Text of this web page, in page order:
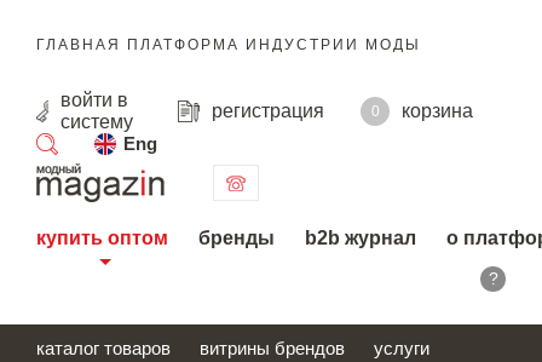
ГЛАВНАЯ ПЛАТФОРМА ИНДУСТРИИ МОДЫ
войти в
систему
регистрация 0
корзина
Eng
поиск
купить оптом бренды b2b журнал о
?
каталог товаров витрины брендов услуги